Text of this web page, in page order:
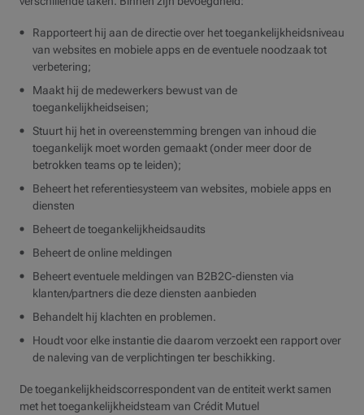
Rapporteert hij aan de directie over het toegankelijkheidsniveau
van websites en mobiele apps en de eventuele noodzaak tot
verbetering;
Maakt hij de medewerkers bewust van de
toegankelijkheidseisen;
Stuurt hij het in overeenstemming brengen van inhoud die
toegankelijk moet worden gemaakt (onder meer door de
betrokken teams op te leiden);
Beheert het referentiesysteem van websites, mobiele apps en
diensten
Beheert de toegankelijkheidsaudits
Beheert de online meldingen
Beheert eventuele meldingen van B2B2C-diensten via
klanten/partners die deze diensten aanbieden
Behandelt hij klachten en problemen.
Houdt voor elke instantie die daarom verzoekt een rapport over
de naleving van de verplichtingen ter beschikking.
De toegankelijkheidscorrespondent van de entiteit werkt samen
met het toegankelijkheidsteam van Crédit Mutuel